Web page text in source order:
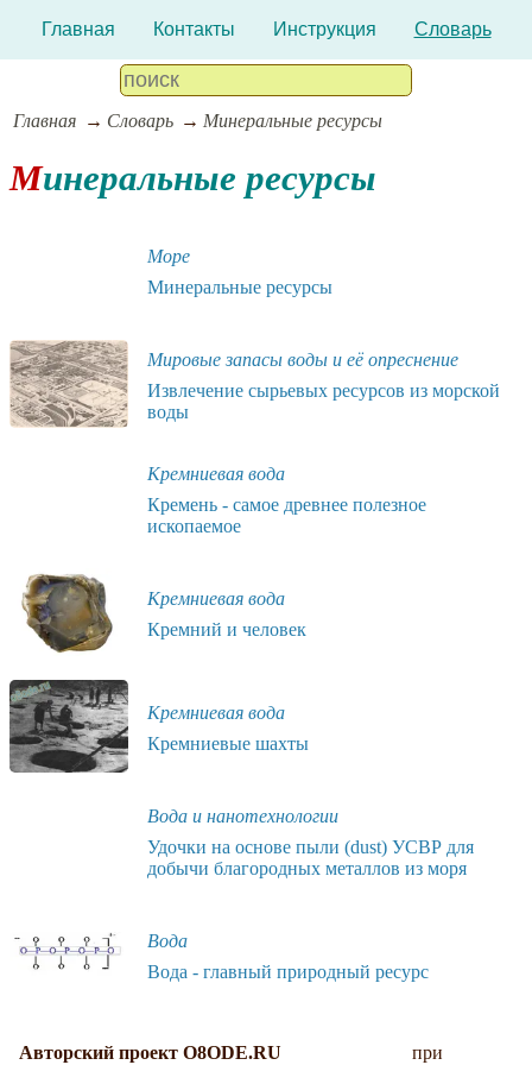
Главная Контакты Инструкция Словарь
Главная Словарь Минеральные ресурсы
Минеральные ресурсы
Море
Минеральные ресурсы
Мировые запасы воды и её опреснение
Извлечение сырьевых ресурсов из морской
воды
Кремниевая вода
Кремень - самое древнее полезное
ископаемое
Кремниевая вода
Кремний и человек
Кремниевая вода
Кремниевые шахты
Вода и нанотехнологии
Удочки на основе пыли (dust) УСВР для
добычи благородных металлов из моря
Вода
Вода - главный природный ресурс
Авторский проект O8ODE.RU
при